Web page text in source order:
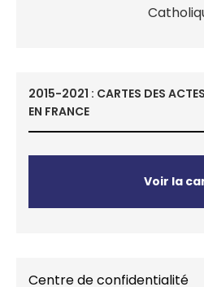
2015-2021 : CARTES DES
EN FRANCE
Voir la
Centre de confidentialité